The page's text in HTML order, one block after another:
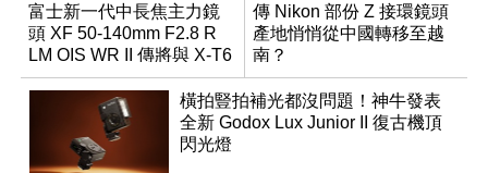
富士新一代中長焦主力鏡
頭 XF 50-140mm F2.8 R
LM OIS WR II 傳將與 X-T6
同步亮相
傳 Nikon 部份 Z 接環鏡頭
產地悄悄從中國轉移至越
南？
橫拍豎拍補光都沒問題！神牛發表
全新 Godox Lux Junior II 復古機頂
閃光燈